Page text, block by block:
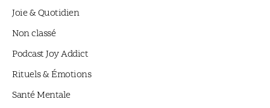
Joie & Quotidien
Non classé
Podcast Joy Addict
Rituels & Émotions
Santé Mentale